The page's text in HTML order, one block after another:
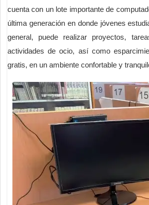
cuenta con un lote importante de
última generación en donde jóvenes
general, puede realizar proyectos,
actividades de ocio, así como
gratis, en un ambiente confortable y